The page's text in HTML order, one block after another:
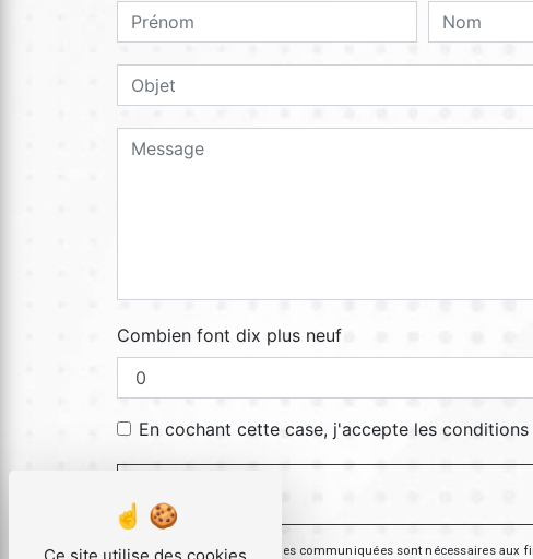
Combien font dix plus neuf
En cochant cette case, j'accepte les
** Les données personnelles communiquées sont nécessaires aux